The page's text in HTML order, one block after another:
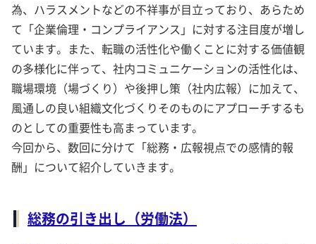
為、ハラスメントなどの不祥事が目立っており、あらため
て「企業倫理・コンプライアンス」に対する注目度が増し
ています。また、転職の活性化や働くことに対する価値観
の多様化に伴って、社内コミュニケーションの活性化は、
職場環境（場づくり）や後押し策（社内広報）に加えて、
風通しの良い組織文化づくりそのものにアプローチするも
のとしての重要性も高まっています。
今回から、数回に分けて「総務・広報視点での感情的報
酬」について紹介していきます。
総務の引き出し（労働法）